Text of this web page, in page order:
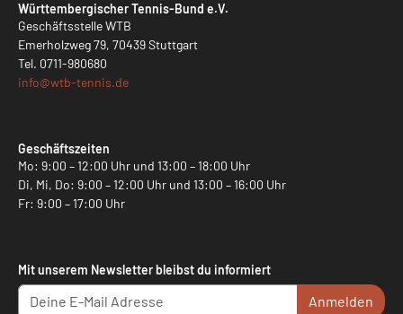
Württembergischer Tennis-Bund e.V.
Geschäftsstelle WTB
Emerholzweg 79, 70439 Stuttgart
Tel. 0711-980680
info@wtb-tennis.de
Geschäftszeiten
Mo: 9:00 – 12:00 Uhr und 13:00 – 18:00 Uhr
Di, Mi, Do: 9:00 – 12:00 Uhr und 13:00 – 16:00 Uhr
Fr: 9:00 – 17:00 Uhr
Mit unserem Newsletter bleibst du informiert
Anmelden